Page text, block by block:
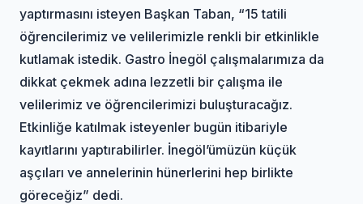
yaptırmasını isteyen Başkan Taban, “15 tatili
öğrencilerimiz ve velilerimizle renkli bir etkinlikle
kutlamak istedik. Gastro İnegöl çalışmalarımıza da
dikkat çekmek adına lezzetli bir çalışma ile
velilerimiz ve öğrencilerimizi buluşturacağız.
Etkinliğe katılmak isteyenler bugün itibariyle
kayıtlarını yaptırabilirler. İnegöl’ümüzün küçük
aşçıları ve annelerinin hünerlerini hep birlikte
göreceğiz” dedi.